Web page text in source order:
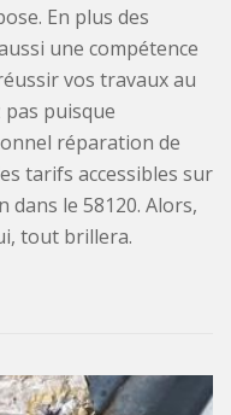
En plus des
une compétence
vos travaux au
puisque
réparation de
tarifs accessibles sur
dans le 58120. Alors,
tout brillera.